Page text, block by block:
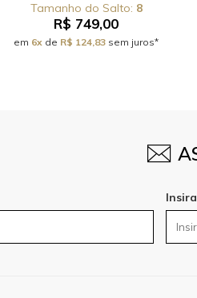
8
R$ 749,00
em 6x de R$ 124,83 sem juros*